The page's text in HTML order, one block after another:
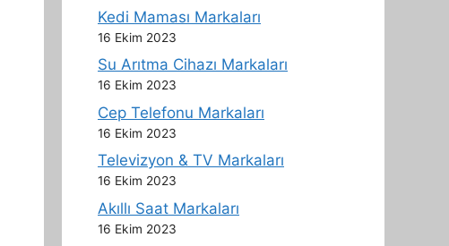
Kedi Maması Markaları
16 Ekim 2023
Su Arıtma Cihazı Markaları
16 Ekim 2023
Cep Telefonu Markaları
16 Ekim 2023
Televizyon & TV Markaları
16 Ekim 2023
Akıllı Saat Markaları
16 Ekim 2023